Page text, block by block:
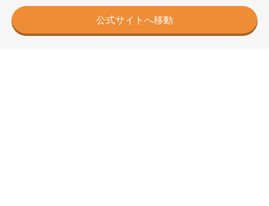
公式サイトへ移動